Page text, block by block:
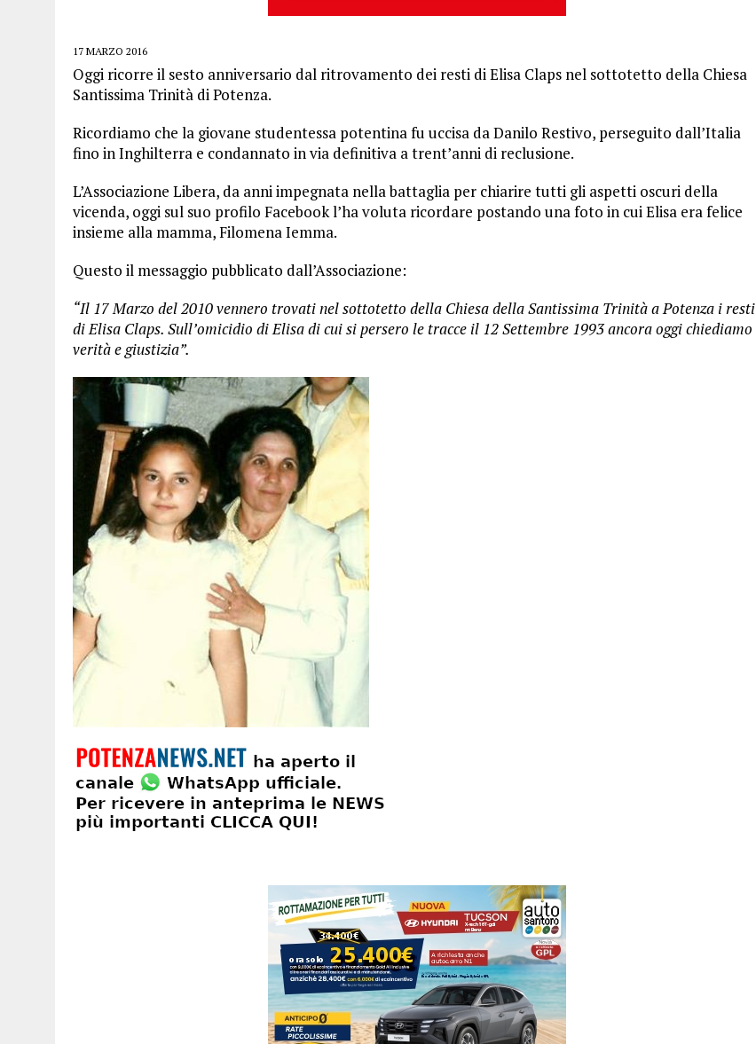
17 MARZO 2016
Oggi ricorre il sesto anniversario dal ritrovamento dei resti di Elisa Claps nel sottotetto della Chiesa
Santissima Trinità di Potenza.
Ricordiamo che la giovane studentessa potentina fu uccisa da Danilo Restivo, perseguito dall’Italia
fino in Inghilterra e condannato in via definitiva a trent’anni di reclusione.
L’Associazione Libera, da anni impegnata nella battaglia per chiarire tutti gli aspetti oscuri della
vicenda, oggi sul suo profilo Facebook l’ha voluta ricordare postando una foto in cui Elisa era felice
insieme alla mamma, Filomena Iemma.
Questo il messaggio pubblicato dall’Associazione:
“Il 17 Marzo del 2010 vennero trovati nel sottotetto della Chiesa della Santissima Trinità a Potenza i resti
di Elisa Claps. Sull’omicidio di Elisa di cui si persero le tracce il 12 Settembre 1993 ancora oggi chiediamo
verità e giustizia”.